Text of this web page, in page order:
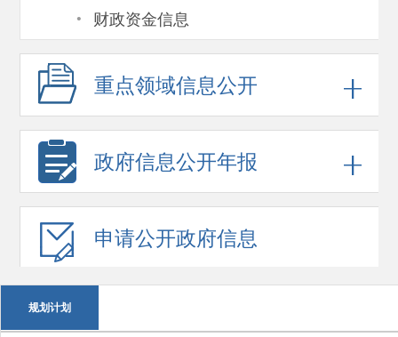
· 财政资金信息
重点领域信息公开
政府信息公开年报
申请公开政府信息
规划计划